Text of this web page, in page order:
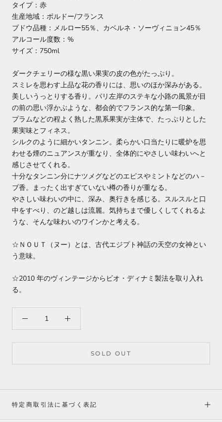
タイプ：赤
生産地域：ボルドー/フランス
ブドウ品種：メルロー55％、カベルネ・ソーヴィニョン45％
アルコール度数：%
サイズ：750ml
ダークチェリーの様な黒い果実の皮の色がたっぷり。
スミレを思わす上品な花の香りには、思いのほか深みがある。
美しいうっとりする香り。パリ左岸のステキな小路の風景が目
の前の思い浮かぶような、都会的でフランス的な第一印象。
プラムなどの程よく熟した黒系果実が主体で、たっぷりとした
果実味とフィネス。
シルクのように細かいタンニン。柔らかい口当たりに暖炉を思
わせる煙のニュアンスが重なり、全体的にやさしい味わいへと
感じさせてくれる。
十分なタンニン分にナツメグなどのエピスやミントなどのハ－
ブ香。まったく出すぎていない樽の香りが重なる。
やさしい味わいの中に、深み、奥行きを感じる。スルスルと口
中をすべり、のど越しは流麗。気持ちまで優しくしてくれるよ
うな、そんな味わいのワインかと考える。
☆ＮＯＵＴ（ヌー）とは、古代エジプト神話の天空の女神とい
う意味。
☆2010 年のヴィンテージからビオ・ディナミ製法を取り入れ
る。
SOLD OUT
特定商取引法に基づく表記